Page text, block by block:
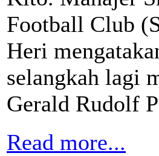
Football Club
Heri
selangkah lagi
Gerald Rudolf
Read more...